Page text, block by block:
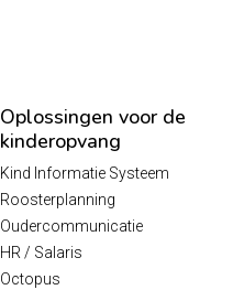
Oplossingen voor de
kinderopvang
Kind Informatie Systeem
Roosterplanning
Oudercommunicatie
HR / Salaris
Octopus